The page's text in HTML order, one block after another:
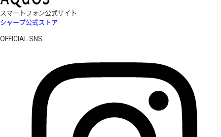
スマートフォン公式サイト
シャープ公式ストア
OFFICIAL SNS